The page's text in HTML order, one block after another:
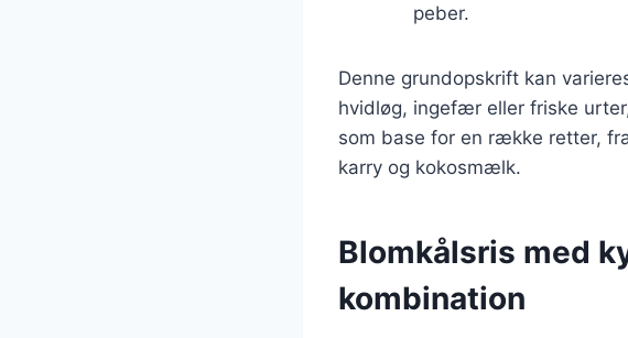
peber.
Denne grundopskrift kan
hvidløg, ingefær eller friske
som base for en række retter,
karry og kokosmælk.
Blomkålsris med
kombination